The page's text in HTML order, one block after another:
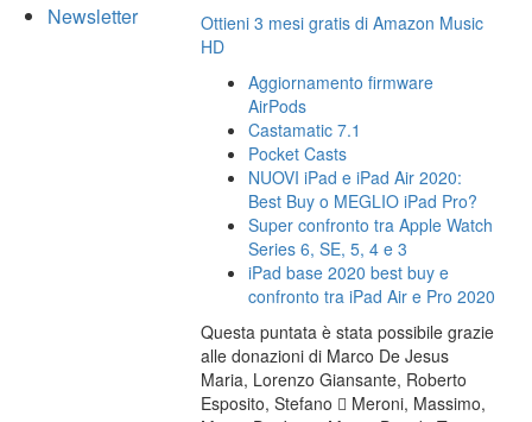
Newsletter
Ottieni 3 mesi gratis di Amazon Music
HD
Aggiornamento firmware
AirPods
Castamatic 7.1
Pocket Casts
NUOVI iPad e iPad Air 2020:
Best Buy o MEGLIO iPad Pro?
Super confronto tra Apple Watch
Series 6, SE, 5, 4 e 3
iPad base 2020 best buy e
confronto tra iPad Air e Pro 2020
Questa puntata è stata possibile grazie
alle donazioni di Marco De Jesus
Maria, Lorenzo Giansante, Roberto
Esposito, Stefano  Meroni, Massimo,